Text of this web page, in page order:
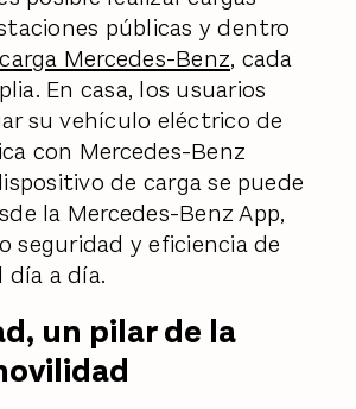
públicas y dentro
Mercedes-Benz, cada
En casa, los usuarios
su vehículo eléctrico de
con Mercedes-Benz
de carga se puede
la Mercedes-Benz App,
seguridad y eficiencia de
día a día.
un pilar de la